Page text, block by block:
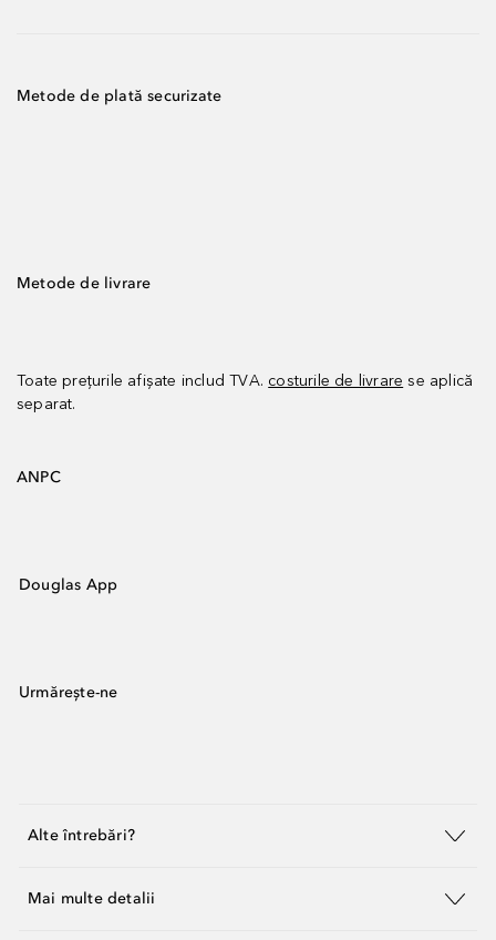
Metode de plată securizate
Metode de livrare
Toate prețurile afișate includ TVA. costurile de livrare se aplică
separat.
ANPC
Douglas App
Urmărește-ne
Alte întrebări?
Mai multe detalii